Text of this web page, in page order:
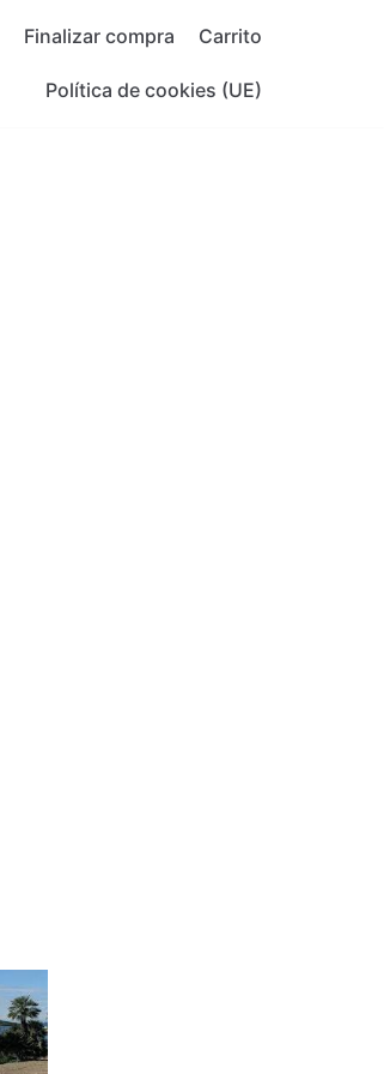
Finalizar compra Carrito
Política de cookies (UE)